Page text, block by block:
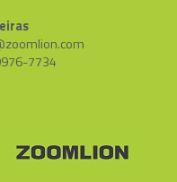
7734